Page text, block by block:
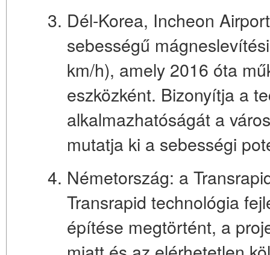
Dél-Korea, Incheon
sebességű
km/h), amely 2016 óta
eszközként. Bizonyítja a
alkalmazhatóságát a
mutatja ki a sebességi
Németország: a
Transrapid technológia
építése megtörtént, a